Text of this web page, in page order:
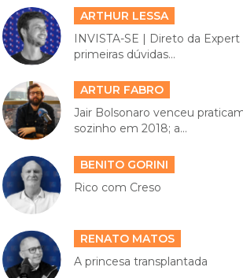
ARTHUR LESSA
INVISTA-SE | Direto da Expert
primeiras dúvidas...
ARTUR FABRO
Jair Bolsonaro venceu
sozinho em 2018; a...
BENITO GORINI
Rico com Creso
RENATO MATOS
A princesa transplantada